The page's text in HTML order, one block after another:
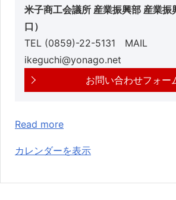
米子商工会議所 産業振興部 産業振
口）
TEL (0859)-22-5131 MAIL
ikeguchi@yonago.net
お問い合わせフォー
Read more
カレンダーを表示